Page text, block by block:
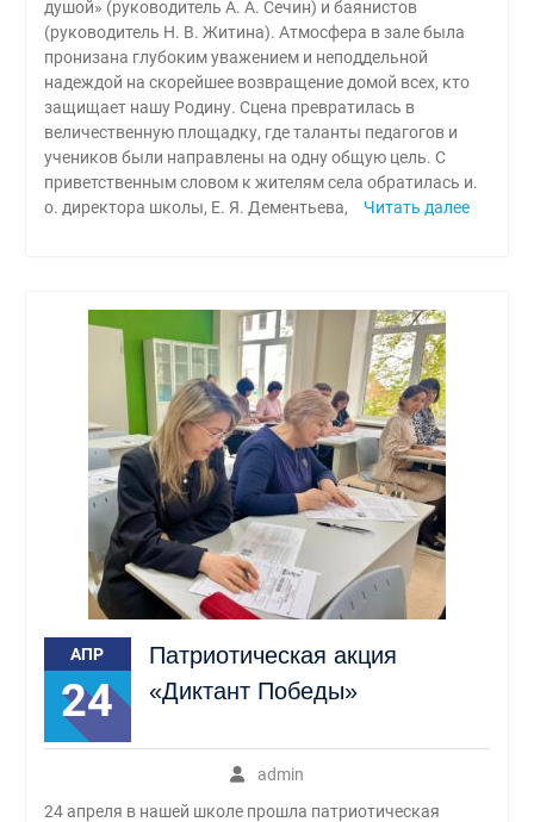
душой» (руководитель А. А. Сечин) и баянистов
(руководитель Н. В. Житина). Атмосфера в зале была
пронизана глубоким уважением и неподдельной
надеждой на скорейшее возвращение домой всех, кто
защищает нашу Родину. Сцена превратилась в
величественную площадку, где таланты педагогов и
учеников были направлены на одну общую цель. С
приветственным словом к жителям села обратилась и.
о. директора школы, Е. Я. Дементьева,
Читать далее
АПР
24
Патриотическая акция
«Диктант Победы»
admin
24 апреля в нашей школе прошла патриотическая